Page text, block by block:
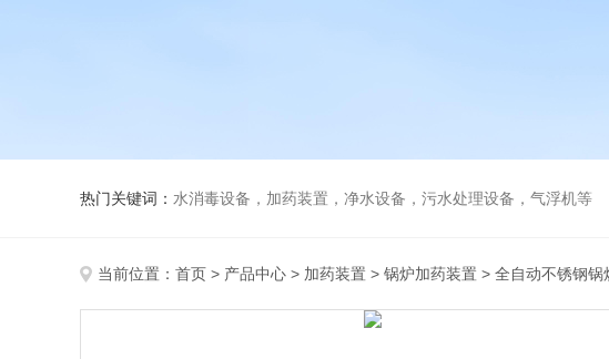
热门关键词： 水消毒设备，加药装置，净水设备，污水处理设备，气浮机等
当前位置： 首页 > 产品中心 > 加药装置 > 锅炉加药装置 > 全自动不锈钢锅